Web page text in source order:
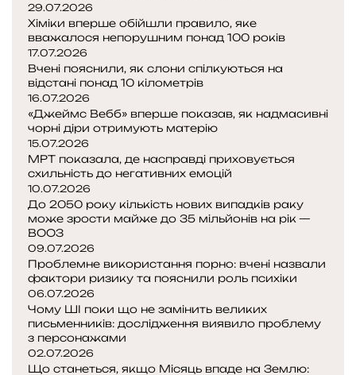
29.07.2026
Хіміки вперше обійшли правило, яке
вважалося непорушним понад 100 років
17.07.2026
Вчені пояснили, як слони спілкуються на
відстані понад 10 кілометрів
16.07.2026
«Джеймс Вебб» вперше показав, як надмасивні
чорні діри отримують матерію
15.07.2026
МРТ показала, де насправді приховується
схильність до негативних емоцій
10.07.2026
До 2050 року кількість нових випадків раку
може зрости майже до 35 мільйонів на рік —
ВООЗ
09.07.2026
Проблемне використання порно: вчені назвали
фактори ризику та пояснили роль психіки
06.07.2026
Чому ШІ поки що не замінить великих
письменників: дослідження виявило проблему
з персонажами
02.07.2026
Що станеться, якщо Місяць впаде на Землю: